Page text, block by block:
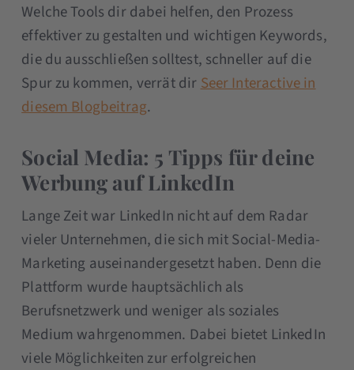
Welche Tools dir dabei helfen, den Prozess
effektiver zu gestalten und wichtigen Keywords,
die du ausschließen solltest, schneller auf die
Spur zu kommen, verrät dirSeer Interactive in
diesem Blogbeitrag.
Social Media: 5 Tipps für deine
Werbung auf LinkedIn
Lange Zeit war LinkedIn nicht auf dem Radar
vieler Unternehmen, die sich mit Social-Media-
Marketing auseinandergesetzt haben. Denn die
Plattform wurde hauptsächlich als
Berufsnetzwerk und weniger als soziales
Medium wahrgenommen. Dabei bietet LinkedIn
viele Möglichkeiten zur erfolgreichen